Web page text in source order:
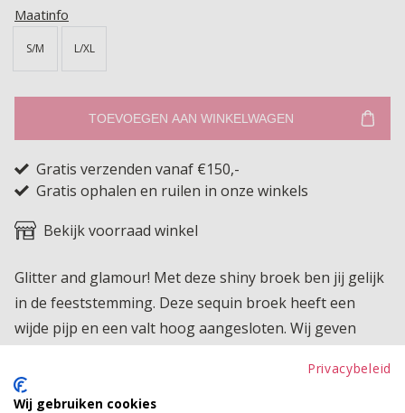
Maatinfo
S/M L/XL
TOEVOEGEN AAN WINKELWAGEN
Gratis verzenden vanaf €150,-
Gratis ophalen en ruilen in onze winkels
Bekijk voorraad winkel
Glitter and glamour! Met deze shiny broek ben jij gelijk
in de feeststemming. Deze sequin broek heeft een
wijde pijp en een valt hoog aangesloten. Wij geven
Product kenmerken
Privacybeleid
Wij gebruiken cookies